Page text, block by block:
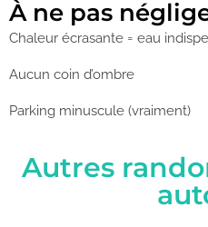
À ne pas
Chaleur écrasante = eau
Aucun coin d’ombre
Parking minuscule (vraiment)
Autres